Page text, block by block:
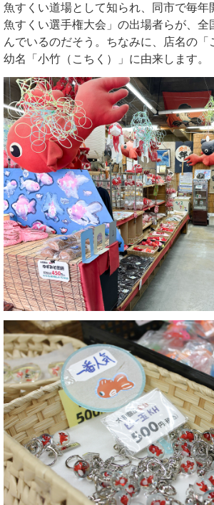
魚すくい道場として知られ、同市で毎年
魚すくい選手権大会」の出場者らが、全
んでいるのだそう。ちなみに、店名の「
幼名「小竹（こちく）」に由来します。